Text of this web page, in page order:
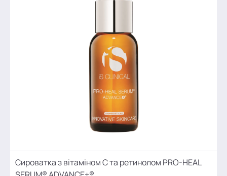
Cироватка з вітаміном С та ретинолом PRO-HEAL